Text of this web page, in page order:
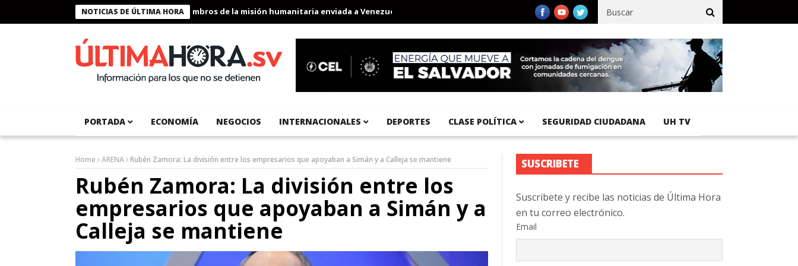
NOTICIAS DE ÚLTIMA HORA
Presidente Bukele condecora a miembros de la misión humanitaria enviada a Venezuela Aeropuerto Internacional del Pacífico registra 92 % de avance en obras de terracería
PORTADA ECONOMÍA NEGOCIOS INTERNACIONALES DEPORTES CLASE POLÍTICA SEGURIDAD CIUDADANA UH TV
Home ARENA Rubén Zamora: La división entre los empresarios que apoyaban a Simán y a Calleja se mantiene
Rubén Zamora: La división entre los
empresarios que apoyaban a Simán y a
Calleja se mantiene
SUSCRIBETE
Suscribete y recibe las noticias de Última Hora
en tu correo electrónico.
Email